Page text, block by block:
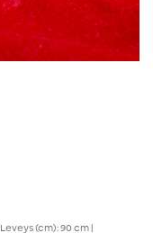
(cm): 90 cm |